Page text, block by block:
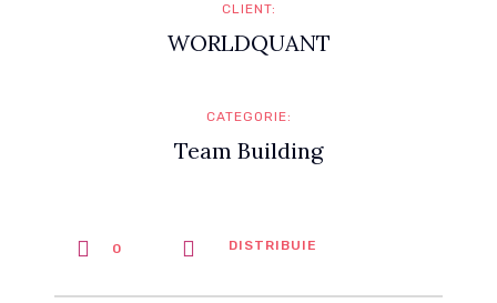
CLIENT
WORLDQUANT
CATEGORIE
Team Building
0 DISTRIBUIE